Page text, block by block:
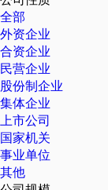
全部
外资企业
合资企业
民营企业
股份制企业
集体企业
上市公司
国家机关
事业单位
其他